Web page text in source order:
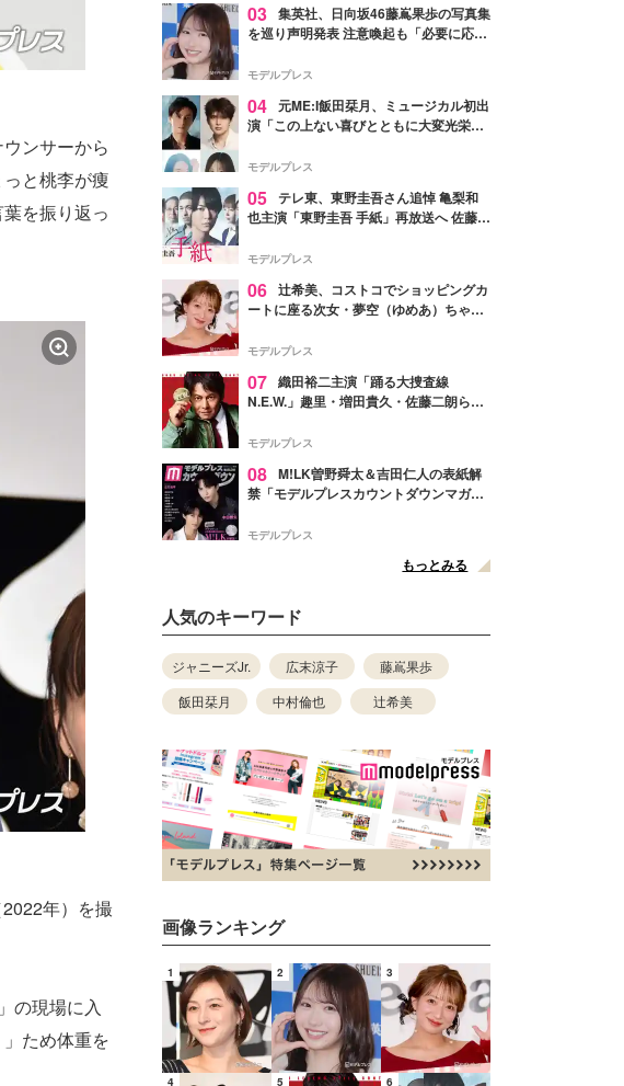
ンサーから
と桃李が痩
を振り返っ
年）を撮
の現場に入
ため体重を
03 集英社、日向坂46藤嶌果歩の写真集
を巡り声明発表 注意喚起も「必要に応じ
モデルプレス
04 元ME:I飯田栞月、ミュージカル初出
演「この上ない喜びとともに大変光栄」
ャスト発表
モデルプレス
05 テレ東、東野圭吾さん追悼 亀梨和
也主演「東野圭吾 手紙」再放送へ 佐藤隆
モデルプレス
06 辻希美、コストコでショッピングカ
ートに座る次女・夢空（ゆめあ）ちゃん
ぎ」「成長を感じる」の声
モデルプレス
07 織田裕二主演「踊る大捜査線
N.E.W.」趣里・増田貴久・佐藤二朗ら新
徴する“謎のキーワード”も
モデルプレス
08 M!LK曽野舜太＆吉田仁人の表紙解
禁「モデルプレスカウントダウンマガジ
モデルプレス
もっとみる
人気のキーワード
ジャニーズJr. 広末涼子
藤嶌果歩
飯田栞月
中村倫也 辻希美
画像ランキング
1 2 3
4 5 6